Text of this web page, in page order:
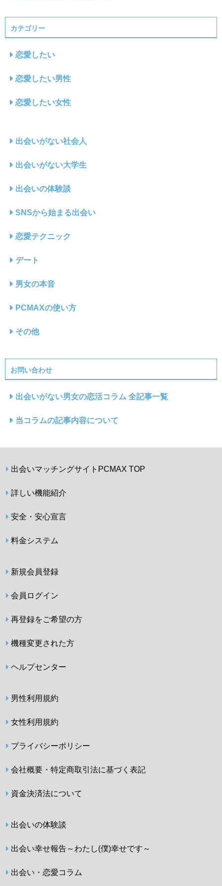
カテゴリー
恋愛したい
恋愛したい男性
恋愛したい女性
出会いがない社会人
出会いがない大学生
出会いの体験談
SNSから始まる出会い
恋愛テクニック
デート
男女の本音
PCMAXの使い方
その他
お問い合わせ
出会いがない男女の恋活コラム 全記事一覧
当コラムの記事内容について
出会いマッチングサイトPCMAX TOP
詳しい機能紹介
安全・安心宣言
料金システム
新規会員登録
会員ログイン
再登録をご希望の方
機種変更された方
ヘルプセンター
男性利用規約
女性利用規約
プライバシーポリシー
会社概要・特定商取引法に基づく表記
資金決済法について
出会いの体験談
出会い幸せ報告～わたし(僕)幸せです～
出会い・恋愛コラム